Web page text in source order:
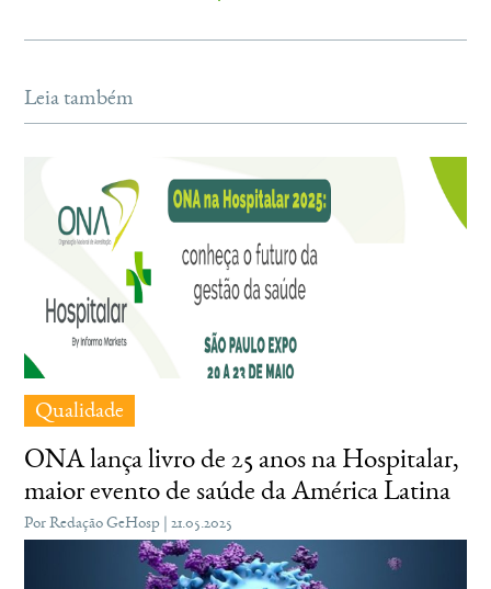
Leia também
Qualidade
ONA lança livro de 25 anos na Hospitalar,
maior evento de saúde da América Latina
Por Redação GeHosp | 21.05.2025